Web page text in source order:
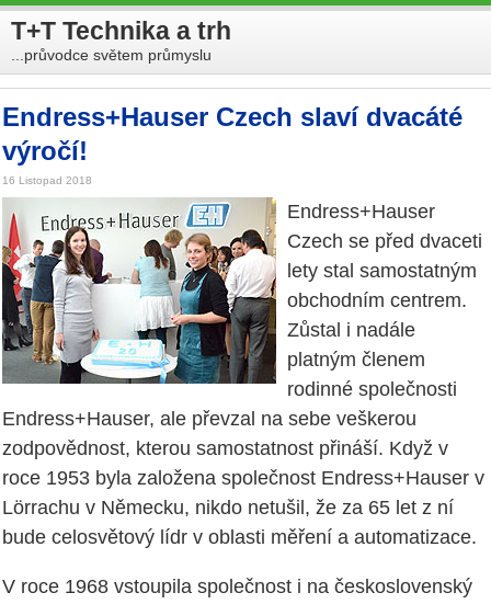
T+T Technika a trh
...průvodce světem průmyslu
Endress+Hauser Czech slaví dvacáté
výročí!
16 Listopad 2018
Endress+Hauser
Czech se před dvaceti
lety stal samostatným
obchodním centrem.
Zůstal i nadále
platným členem
rodinné společnosti
Endress+Hauser, ale převzal na sebe veškerou
zodpovědnost, kterou samostatnost přináší. Když v
roce 1953 byla založena společnost Endress+Hauser v
Lörrachu v Německu, nikdo netušil, že za 65 let z ní
bude celosvětový lídr v oblasti měření a automatizace.
V roce 1968 vstoupila společnost i na československý